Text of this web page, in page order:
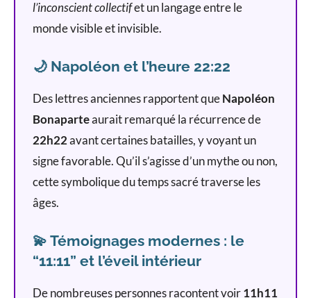
l’inconscient collectifet un langage entre le
monde visible et invisible.
🌙 Napoléon et l’heure 22:22
Des lettres anciennes rapportent que Napoléon
Bonaparteaurait remarqué la récurrence de
22h22 avant certaines batailles, y voyant un
signe favorable. Qu’il s’agisse d’un mythe ou non,
cette symbolique du temps sacré traverse les
âges.
💫 Témoignages modernes : le
“11:11” et l’éveil intérieur
De nombreuses personnes racontent voir 11h11